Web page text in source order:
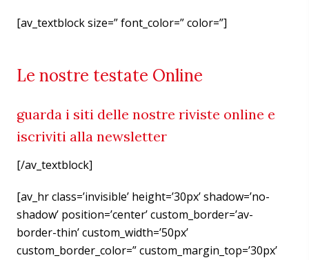
[av_textblock size=” font_color=” color=”]
Le nostre testate Online
guarda i siti delle nostre riviste online e
iscriviti alla newsletter
[/av_textblock]
[av_hr class=’invisible’ height=’30px’ shadow=’no-
shadow’ position=’center’ custom_border=’av-
border-thin’ custom_width=’50px’
custom_border_color=” custom_margin_top=’30px’